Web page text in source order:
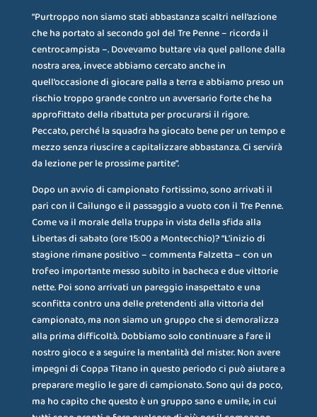
“Purtroppo non siamo stati abbastanza scaltri nell’azione
che ha portato al secondo gol del Tre Penne – ricorda il
centrocampista –. Dovevamo buttare via quel pallone dalla
nostra area, invece abbiamo cercato anche in
quell’occasione di giocare palla a terra e abbiamo preso un
rischio troppo grande contro un avversario forte che ha
approfittato della ribattuta per procurarsi il rigore.
Peccato, perché la squadra ha giocato bene per un tempo e
mezzo senza riuscire a capitalizzare abbastanza. Ci servirà
da lezione per le prossime partite”.
Dopo un avvio di campionato fortissimo, sono arrivati il
pari con il Cailungo e il passaggio a vuoto con il Tre Penne.
Come va il morale della truppa in vista della sfida alla
Libertas di sabato (ore 15:00 a Montecchio)? “L’inizio di
stagione rimane positivo – commenta Falzetta – con un
trofeo importante messo subito in bacheca e due vittorie
nette. Poi sono arrivati un pareggio inaspettato e una
sconfitta contro una delle pretendenti alla vittoria del
campionato, ma non siamo un gruppo che si demoralizza
alla prima difficoltà. Dobbiamo solo continuare a fare il
nostro gioco e a seguire la mentalità del mister. Non avere
impegni di Coppa Titano in questo periodo ci può aiutare a
preparare meglio le gare di campionato. Sono qui da poco,
ma ho capito che questo è un gruppo sano e umile, in cui